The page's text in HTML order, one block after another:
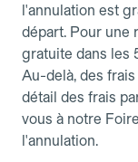
l'annulation est
départ. Pour une
gratuite dans les
Au-delà, des
détail des frais
vous à notre
l'annulation.